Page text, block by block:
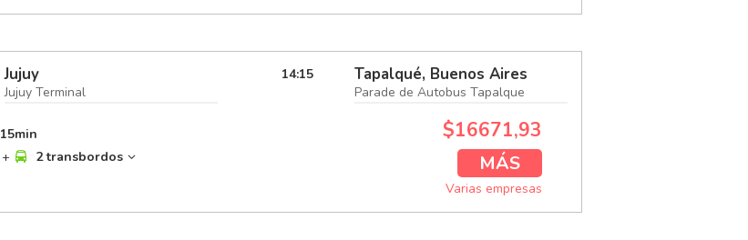
Jujuy
Jujuy Terminal
14:15 Tapalqué, Buenos Aires
Parade de Autobus Tapalque
15min
+ 2 transbordos
$16671,93
MÁS
Varias empresas